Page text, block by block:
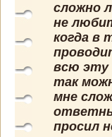
сложно
не
когда в
всю эту
так
мне
просил